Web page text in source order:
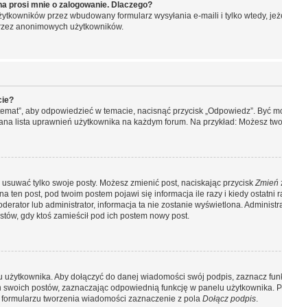
prosi mnie o zalogowanie. Dlaczego?
przez wbudowany formularz wysyłania e-maili i tylko wtedy,
anonimowych użytkowników.
aby odpowiedzieć w temacie, nacisnąć przycisk „Odpowiedz”. Być
lista uprawnień użytkownika na każdym forum. Na przykład: Możesz
tylko swoje posty. Możesz zmienić post, naciskając przyciskZmień
ten post, pod twoim postem pojawi się informacja ile razy i kiedy ostatni
lub administrator, informacja ta nie zostanie wyświetlona.
gdy ktoś zamieścił pod ich postem nowy post.
Aby dołączyć do danej wiadomości swój podpis, zaznacz
postów, zaznaczając odpowiednią funkcję w panelu użytkownika.
tworzenia wiadomości zaznaczenie z pola Dołącz podpis.